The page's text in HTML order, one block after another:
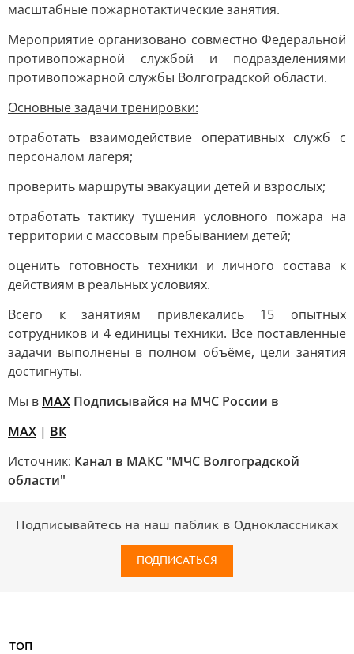
масштабные пожарнотактические занятия.
Мероприятие организовано совместно Федеральной
противопожарной службой и подразделениями
противопожарной службы Волгоградской области.
Основные задачи тренировки:
отработать взаимодействие оперативных служб с
персоналом лагеря;
проверить маршруты эвакуации детей и взрослых;
отработать тактику тушения условного пожара на
территории с массовым пребыванием детей;
оценить готовность техники и личного состава к
действиям в реальных условиях.
Всего к занятиям привлекались 15 опытных
сотрудников и 4 единицы техники. Все поставленные
задачи выполнены в полном объёме, цели занятия
достигнуты.
Мы в МАХ Подписывайся на МЧС России в
МАХ | ВК
Источник: Канал в МАКС "МЧС Волгоградской
области"
Подписывайтесь на наш паблик в Одноклассниках
ПОДПИСАТЬСЯ
ТОП